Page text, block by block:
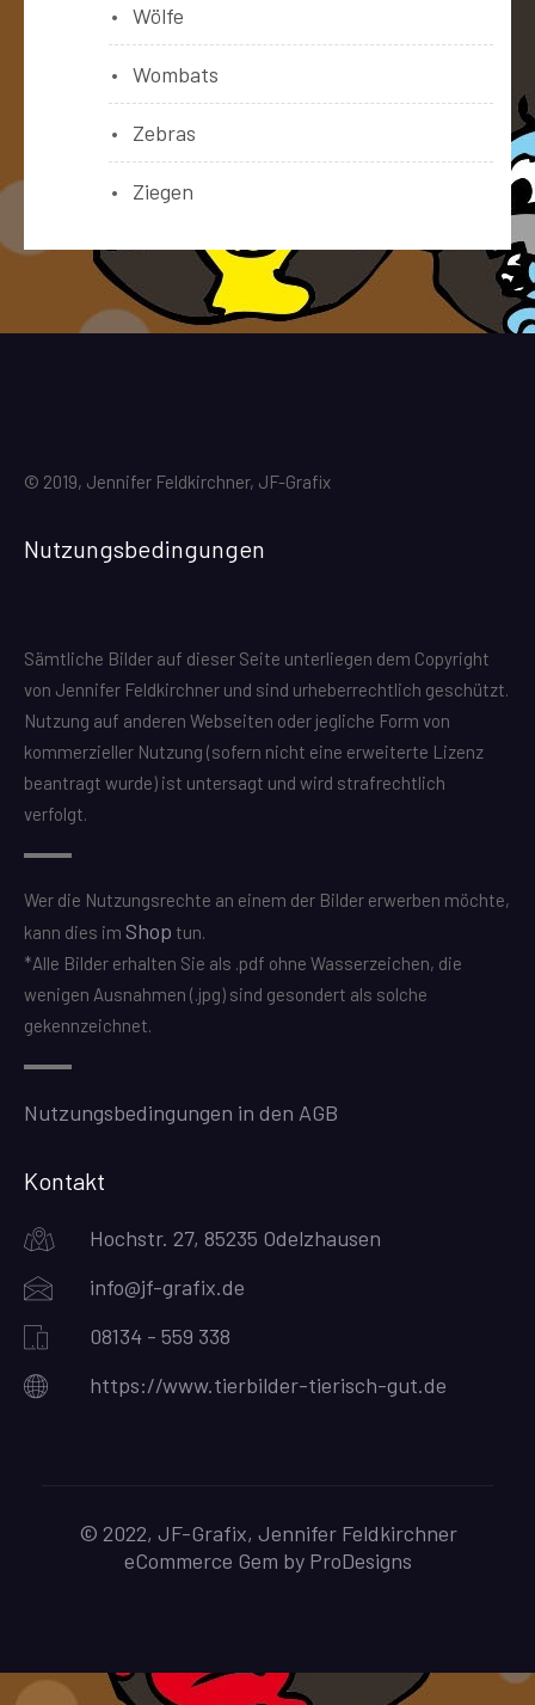
Wölfe
Wombats
Zebras
Ziegen
© 2019, Jennifer Feldkirchner, JF-Grafix
Nutzungsbedingungen
Sämtliche Bilder auf dieser Seite unterliegen dem Copyright
von Jennifer Feldkirchner und sind urheberrechtlich geschützt.
Nutzung auf anderen Webseiten oder jegliche Form von
kommerzieller Nutzung (sofern nicht eine erweiterte Lizenz
beantragt wurde) ist untersagt und wird strafrechtlich
verfolgt.
Wer die Nutzungsrechte an einem der Bilder erwerben möchte,
kann dies im Shop tun.
*Alle Bilder erhalten Sie als .pdf ohne Wasserzeichen, die
wenigen Ausnahmen (.jpg) sind gesondert als solche
gekennzeichnet.
Nutzungsbedingungen in den AGB
Kontakt
Hochstr. 27, 85235 Odelzhausen
info@jf-grafix.de
08134 - 559 338
https://www.tierbilder-tierisch-gut.de
© 2022, JF-Grafix, Jennifer Feldkirchner
eCommerce Gem by ProDesigns